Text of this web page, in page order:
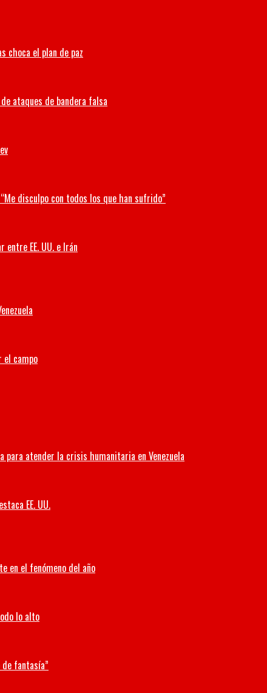
choca el plan de paz
ataques de bandera falsa
disculpo con todos los que han sufrido”
EE. UU. e Irán
el campo
para atender la crisis humanitaria en Venezuela
EE. UU.
en el fenómeno del año
lo alto
de fantasía”